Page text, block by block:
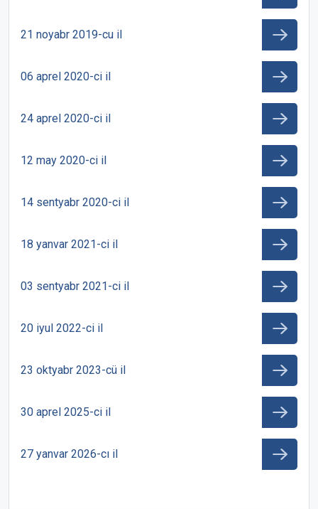
21 noyabr 2019-cu il
06 aprel 2020-ci il
24 aprel 2020-ci il
12 may 2020-ci il
14 sentyabr 2020-ci il
18 yanvar 2021-ci il
03 sentyabr 2021-ci il
20 iyul 2022-ci il
23 oktyabr 2023-cü il
30 aprel 2025-ci il
27 yanvar 2026-cı il